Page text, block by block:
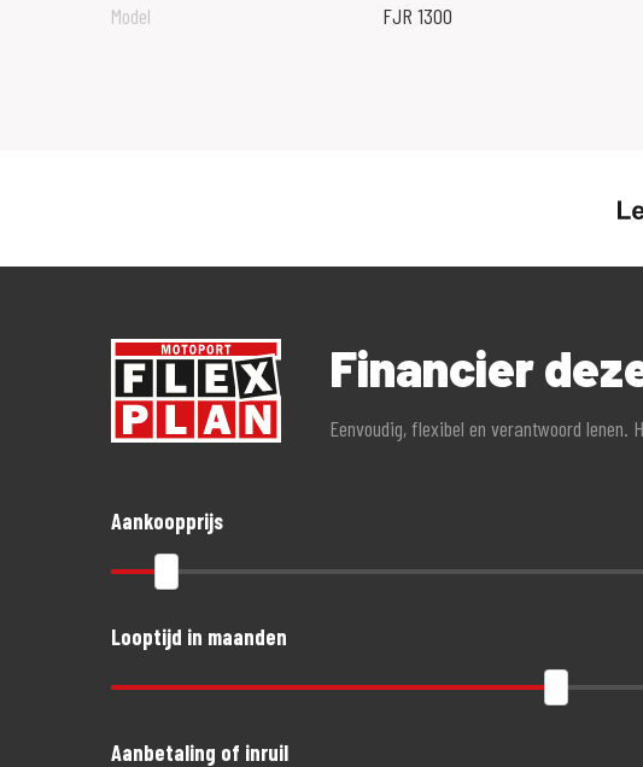
Model
FJR 1300
Financier
Eenvoudig, flexibel en verantwoord lenen.
Aankoopprijs
Looptijd in maanden
Aanbetaling of inruil